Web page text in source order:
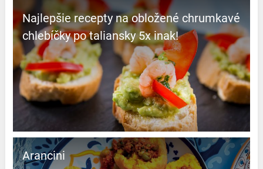
Najlepšie recepty na obložené chrumkavé
chlebíčky po taliansky 5x inak!
Arancini